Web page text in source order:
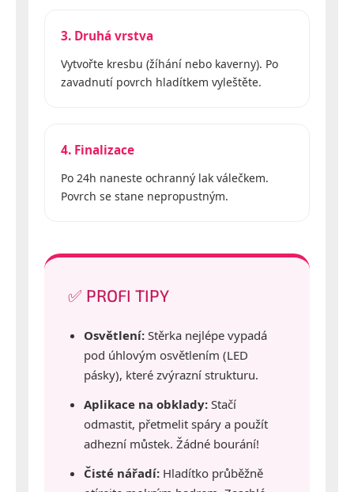
3. Druhá vrstva
Vytvořte kresbu (žíhání nebo kaverny). Po
zavadnutí povrch hladítkem vyleštěte.
4. Finalizace
Po 24h naneste ochranný lak válečkem.
Povrch se stane nepropustným.
✅ PROFI TIPY
Osvětlení: Stěrka nejlépe vypadá
pod úhlovým osvětlením (LED
pásky), které zvýrazní strukturu.
Aplikace na obklady: Stačí
odmastit, přetmelit spáry a použít
adhezní můstek. Žádné bourání!
Čisté nářadí: Hladítko průběžně